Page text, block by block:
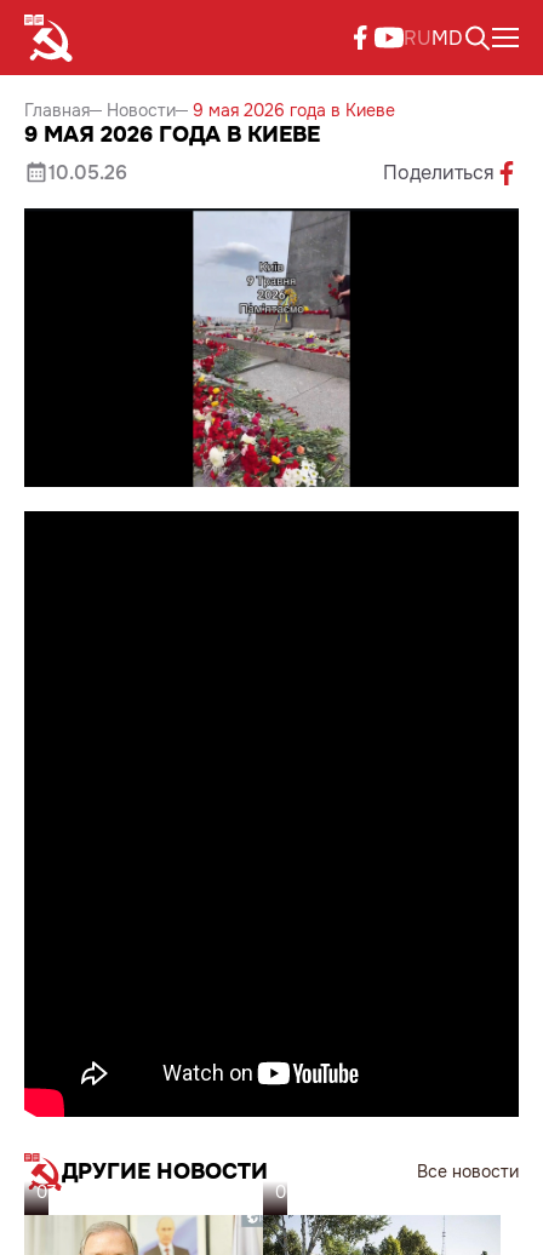
RUMD
Главная Новости 9 мая 2026 года в Киеве
9 МАЯ 2026 ГОДА В КИЕВЕ
10.05.26 Поделиться
ДРУГИЕ НОВОСТИ
Все новости
07.08.26
06.08.26